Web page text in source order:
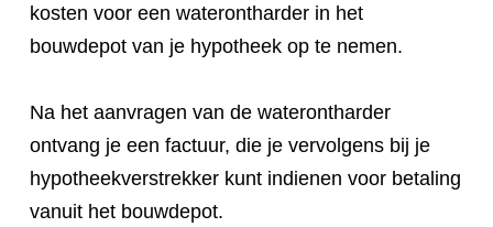
kosten voor een waterontharder in het
bouwdepot van je hypotheek op te nemen.
Na het aanvragen van de waterontharder
ontvang je een factuur, die je vervolgens bij je
hypotheekverstrekker kunt indienen voor betaling
vanuit het bouwdepot.